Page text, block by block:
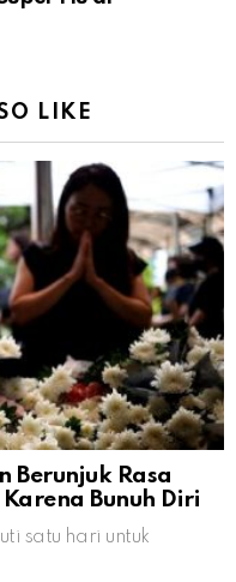
LIKE
Berunjuk Rasa
Bunuh Diri
satu hari untuk